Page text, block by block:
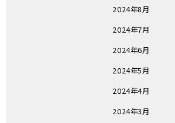
2024年8月
2024年7月
2024年6月
2024年5月
2024年4月
2024年3月